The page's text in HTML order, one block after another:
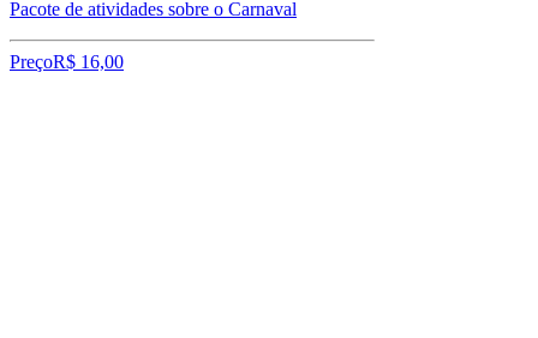
Pacote de atividades sobre o Carnaval
PreçoR$ 16,00